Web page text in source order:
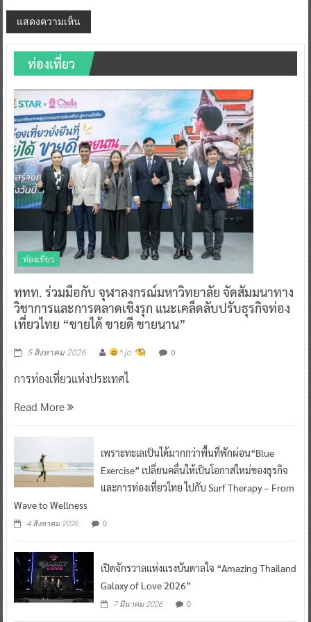
ท่องเที่ยว
ท่องเที่ยว
ททท. ร่วมมือกับ จุฬาลงกรณ์มหาวิทยาลัย จัดสัมมนาทาง
วิชาการและการตลาดเชิงรุก แนะเคล็ดลับปรับธุรกิจท่อง
เที่ยวไทย “ขายได้ ขายดี ขายนาน”
5 สิงหาคม 2026 ^ jo ^ 0
การท่องเที่ยวแห่งประเทศไ
Read More
เพราะทะเลเป็นได้มากกว่าพื้นที่พักผ่อน“Blue
Exercise” เปลี่ยนคลื่นให้เป็นโอกาสใหม่ของธุรกิจ
และการท่องเที่ยวไทย ไปกับ Surf Therapy – From
Wave to Wellness
4 สิงหาคม 2026 0
เปิดจักรวาลแห่งแรงบันดาลใจ “Amazing Thailand
Galaxy of Love 2026”
7 มีนาคม 2026 0